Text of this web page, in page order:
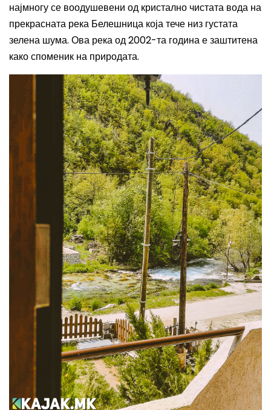
најмногу се воодушевени од кристално чистата вода на
прекрасната река Белешница која тече низ густата
зелена шума. Ова река од 2002-та година е заштитена
како споменик на природата.